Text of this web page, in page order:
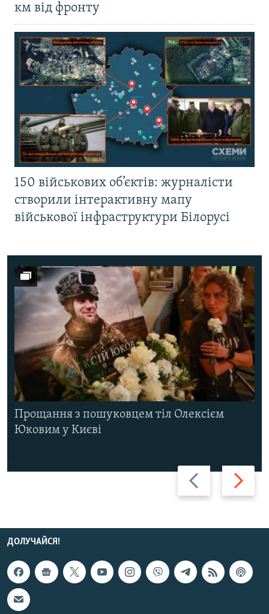
км від фронту
150 військових об’єктів: журналісти
створили інтерактивну мапу
військової інфраструктури Білорусі
Назад Вперед
Прощання з пошуковцем тіл Олексієм
Юковим у Києві
ДОЛУЧАЙСЯ!